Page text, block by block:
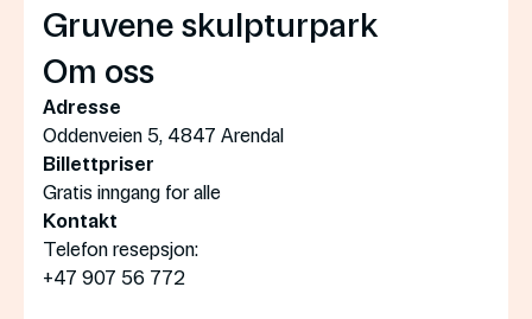
Gruvene skulpturpark
Om oss
Adresse
Oddenveien 5, 4847 Arendal
Billettpriser
Gratis inngang for alle
Kontakt
Telefon resepsjon:
+47 907 56 772